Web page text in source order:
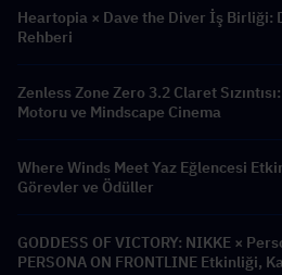
Heartopia × Dave the Diver İş Birliği:
Rehberi
Zenless Zone Zero 3.2 Claret
Motoru ve Mindscape Cinema
Where Winds Meet Yaz Eğlencesi
Görevler ve Ödüller
GODDESS OF VICTORY: NIKKE ×
PERSONA ON FRONTLINE Etkinliği,